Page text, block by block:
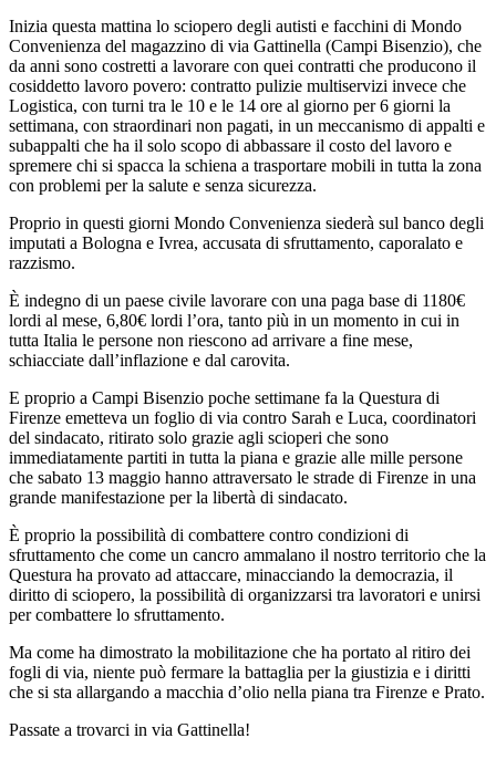
Inizia questa mattina lo sciopero degli autisti e facchini di Mondo
Convenienza del magazzino di via Gattinella (Campi Bisenzio), che
da anni sono costretti a lavorare con quei contratti che producono il
cosiddetto lavoro povero: contratto pulizie multiservizi invece che
Logistica, con turni tra le 10 e le 14 ore al giorno per 6 giorni la
settimana, con straordinari non pagati, in un meccanismo di appalti e
subappalti che ha il solo scopo di abbassare il costo del lavoro e
spremere chi si spacca la schiena a trasportare mobili in tutta la zona
con problemi per la salute e senza sicurezza.
Proprio in questi giorni Mondo Convenienza siederà sul banco degli
imputati a Bologna e Ivrea, accusata di sfruttamento, caporalato e
razzismo.
È indegno di un paese civile lavorare con una paga base di 1180€
lordi al mese, 6,80€ lordi l’ora, tanto più in un momento in cui in
tutta Italia le persone non riescono ad arrivare a fine mese,
schiacciate dall’inflazione e dal carovita.
E proprio a Campi Bisenzio poche settimane fa la Questura di
Firenze emetteva un foglio di via contro Sarah e Luca, coordinatori
del sindacato, ritirato solo grazie agli scioperi che sono
immediatamente partiti in tutta la piana e grazie alle mille persone
che sabato 13 maggio hanno attraversato le strade di Firenze in una
grande manifestazione per la libertà di sindacato.
È proprio la possibilità di combattere contro condizioni di
sfruttamento che come un cancro ammalano il nostro territorio che la
Questura ha provato ad attaccare, minacciando la democrazia, il
diritto di sciopero, la possibilità di organizzarsi tra lavoratori e unirsi
per combattere lo sfruttamento.
Ma come ha dimostrato la mobilitazione che ha portato al ritiro dei
fogli di via, niente può fermare la battaglia per la giustizia e i diritti
che si sta allargando a macchia d’olio nella piana tra Firenze e Prato.
Passate a trovarci in via Gattinella!